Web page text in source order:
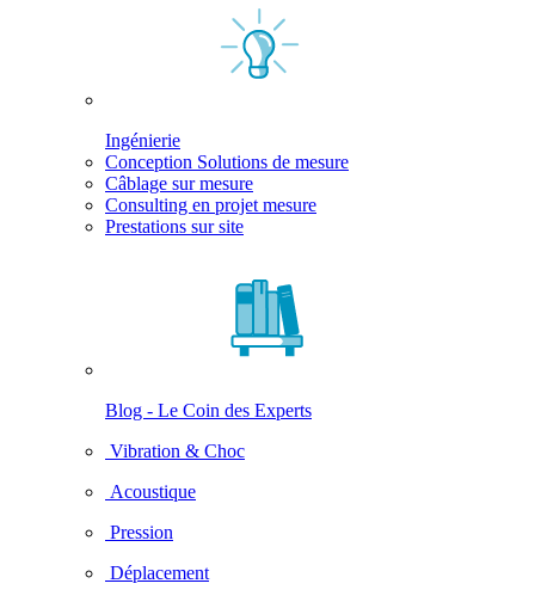
Ingénierie
Conception Solutions de mesure
Câblage sur mesure
Consulting en projet mesure
Prestations sur site
Blog - Le Coin des Experts
Vibration & Choc
Acoustique
Pression
Déplacement